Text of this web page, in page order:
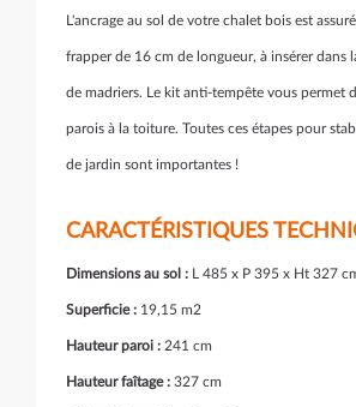
L'ancrage au sol de votre chalet bois est
frapper de 16 cm de longueur, à insérer dans
de madriers. Le kit anti-tempête vous permet
parois à la toiture. Toutes ces étapes pour
de jardin sont importantes !
CARACTÉRISTIQUES
Dimensions au sol : L 485 x P 395 x Ht 327
Superficie : 19,15 m2
Hauteur paroi : 241 cm
Hauteur faîtage : 327 cm